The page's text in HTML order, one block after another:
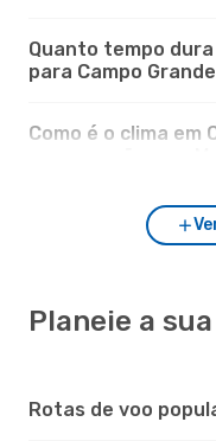
Quanto tempo
para Campo
Como é o clima em
Planeie a
Rotas de voo